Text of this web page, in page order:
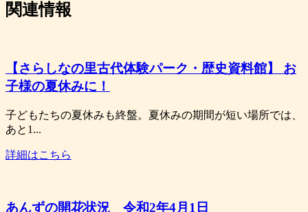
関連情報
【さらしなの里古代体験パーク・歴史資料館】 お
子様の夏休みに！
子どもたちの夏休みも終盤。夏休みの期間が短い場所では、
あと1...
詳細はこちら
あんずの開花状況 令和2年4月1日